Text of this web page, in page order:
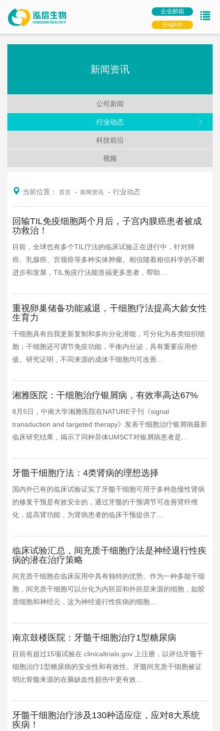
企业邮箱
English
新闻资讯
公司新闻
行业动态
科技前沿
视频
当前位置： 首页 新闻资讯 行业动态
回输TIL免疫细胞两个月后，子宫内膜癌患者被成
功救治！
目前，全球也有多个TIL疗法的临床试验正在进行中，针对肺
癌、乳腺癌、宫颈癌等多种实体肿瘤。相信随着相信科学的不断
进步和发展，TIL免疫疗法能造福更多患者，帮助...
重视卵巢储备功能减退，干细胞疗法提高大龄女性
生育力
干细胞具有自我更新复制和多向分化潜能，可分化为各类组织细
胞；干细胞还可调节免疫功能，平衡内分泌，具有重要应用价
值。研究证明，不同来源的成体干细胞均可改善...
湘雅医院：干细胞治疗银屑病，有效率高达67%
8月5日，中南大学湘雅医院在NATURE子刊《signal
transduction and targeted therapy》发表干细胞治疗银屑病最新
临床研究结果，揭示了同种异体UMSCT对银屑病患者是...
牙髓干细胞疗法：4类肾病的理想选择
国内外已有的临床试验证实了牙髓干细胞可用于多种急慢性肾病
的修复干预是有效安全的，通过牙髓的干预调节可改善肾纤维
化，提高肾功能，为肾病患者的临床干预提供了...
临床试验汇总，间充质干细胞疗法是神经退行性疾
病的潜在治疗策略
间充质干细胞在临床应用中具有独特的优势。作为一种多能干细
胞，间充质干细胞可以分化为内胚层和外胚层来源的细胞，如胶
质细胞和神经元，这为神经退行性疾病的细胞...
南京鼓楼医院：牙髓干细胞治疗1型糖尿病
目前有超过15项试验在 clinicaltrials.gov 上注册，以评估牙髓干
细胞治疗1型糖尿病的安全性和有效性。牙髓间充质干细胞被证
明比骨髓来源的在脑缺血性损伤中更有效...
牙髓干细胞治疗涉及130种适应症，应对8大系统
疾病！